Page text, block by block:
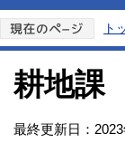
ト
耕地課
最終更新日：